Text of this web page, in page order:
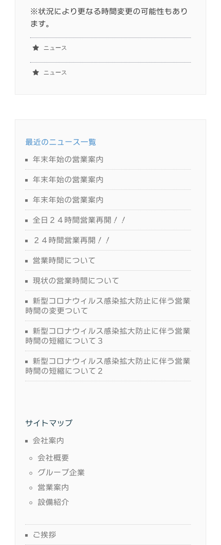
※状況により更なる時間変更の可能性もあり
ます。
ニュース
ニュース
最近のニュース一覧
年末年始の営業案内
年末年始の営業案内
年末年始の営業案内
全日２４時間営業再開！！
２４時間営業再開！！
営業時間について
現状の営業時間について
新型コロナウィルス感染拡大防止に伴う営業
時間の変更ついて
新型コロナウィルス感染拡大防止に伴う営業
時間の短縮について３
新型コロナウィルス感染拡大防止に伴う営業
時間の短縮について２
サイトマップ
会社案内
会社概要
グループ企業
営業案内
設備紹介
ご挨拶